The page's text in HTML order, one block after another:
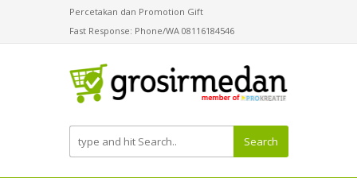
Percetakan dan Promotion Gift
Fast Response: Phone/WA 08116184546
Search